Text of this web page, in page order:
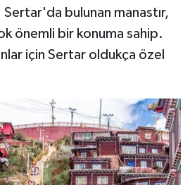
Sertar'da bulunan manastır,
önemli bir konuma sahip.
için Sertar oldukça özel